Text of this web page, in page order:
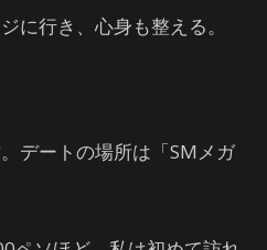
に行き、心身も整える。
デートの場所は「SMメガ